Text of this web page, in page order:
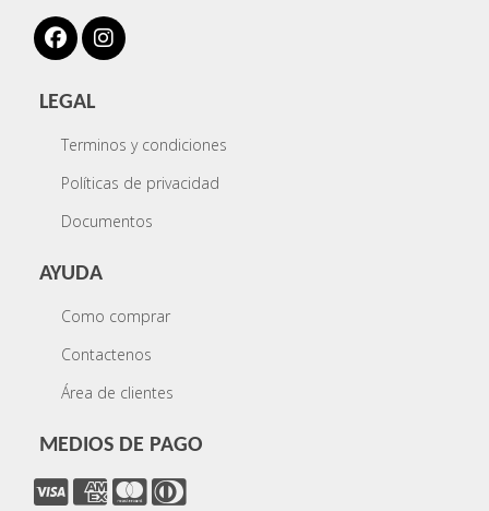
LEGAL
Terminos y condiciones
Políticas de privacidad
Documentos
AYUDA
Como comprar
Contactenos
Área de clientes
MEDIOS DE PAGO